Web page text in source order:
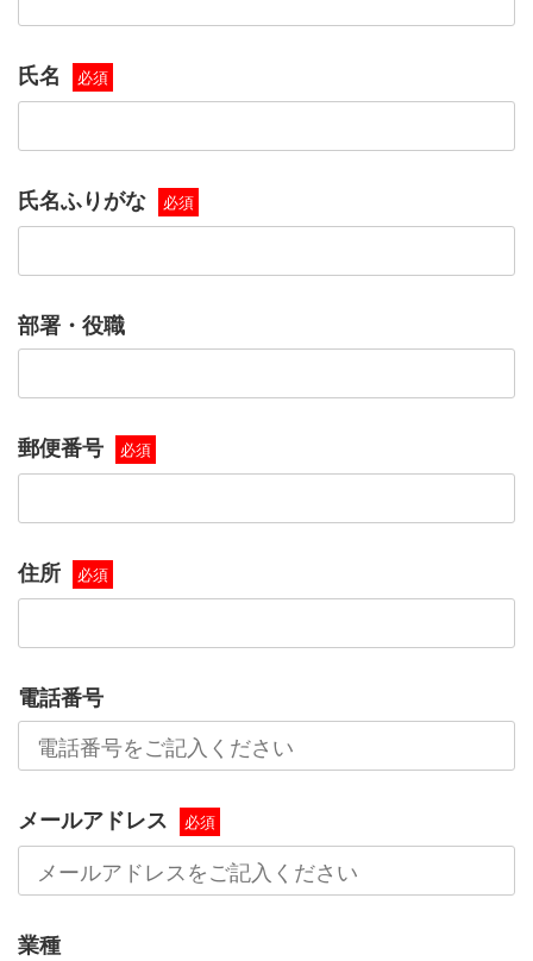
氏名 必須
氏名ふりがな 必須
部署・役職
郵便番号 必須
住所 必須
電話番号
メールアドレス 必須
業種